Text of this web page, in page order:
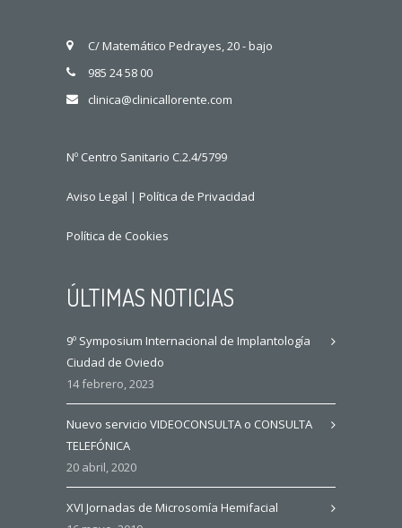
C/ Matemático Pedrayes, 20 - bajo
985 24 58 00
clinica@clinicallorente.com
Nº Centro Sanitario C.2.4/5799
Aviso Legal | Política de Privacidad
Política de Cookies
ÚLTIMAS NOTICIAS
9º Symposium Internacional de Implantología
Ciudad de Oviedo
14 febrero, 2023
Nuevo servicio VIDEOCONSULTA o CONSULTA
TELEFÓNICA
20 abril, 2020
XVI Jornadas de Microsomía Hemifacial